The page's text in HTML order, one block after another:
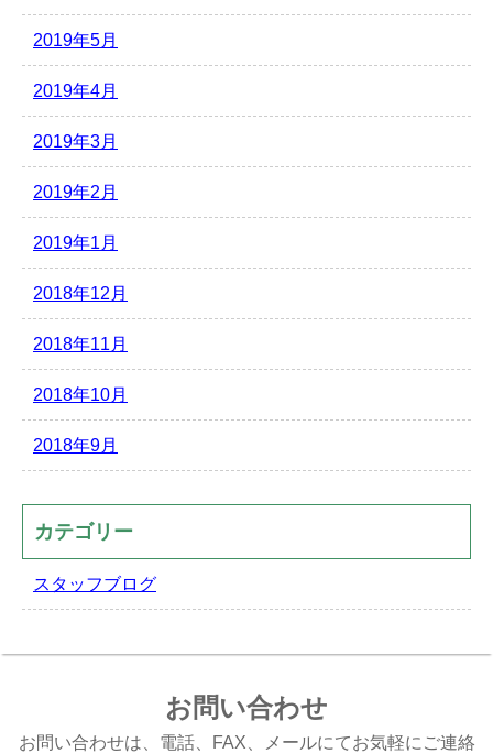
2019年5月
2019年4月
2019年3月
2019年2月
2019年1月
2018年12月
2018年11月
2018年10月
2018年9月
カテゴリー
スタッフブログ
お問い合わせ
お問い合わせは、電話、FAX、メールにてお気軽にご連絡